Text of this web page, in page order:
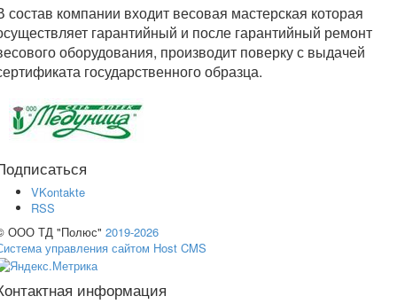
состав компании входит весовая мастерская которая
гарантийный и после гарантийный ремонт
оборудования, производит поверку с выдачей
государственного образца.
VKontakte
RSS
ООО ТД "Полюс" 2019-2026
управления сайтом Host CMS
информация